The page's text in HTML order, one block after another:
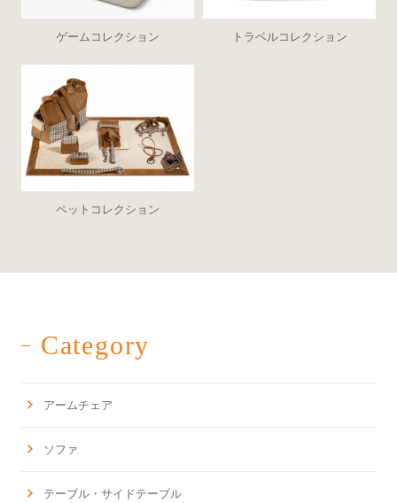
ゲームコレクション トラベルコレクション
ペットコレクション
Category
アームチェア
ソファ
テーブル・サイドテーブル